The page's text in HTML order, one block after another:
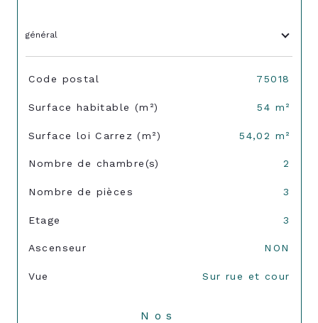
général
TRAD_SIROCCO_Caracteristique
Code postal 75018
Surface habitable (m²) 54 m²
Surface loi Carrez (m²) 54,02 m²
Nombre de chambre(s) 2
Nombre de pièces 3
Etage 3
Ascenseur NON
Vue Sur rue et cour
Nos